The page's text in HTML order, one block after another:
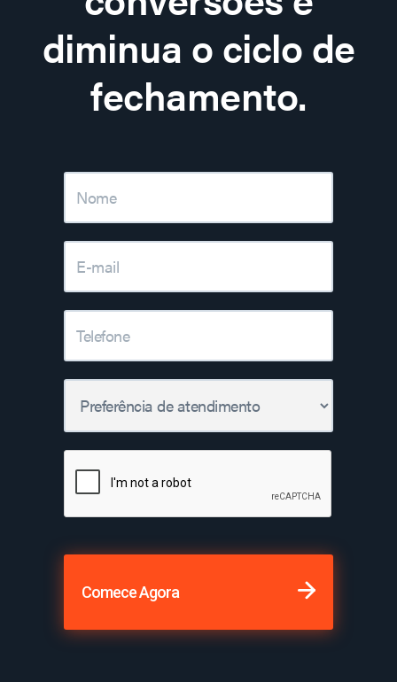
diminua o ciclo de
fechamento.
Comece Agora